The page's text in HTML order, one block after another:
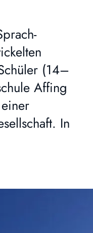
(14–
Affing
In